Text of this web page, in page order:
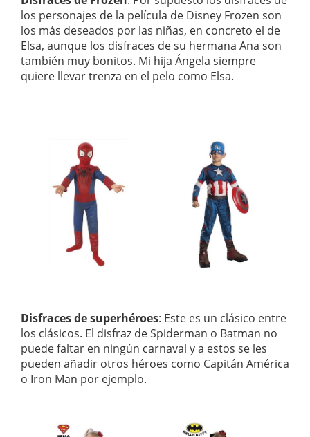
los personajes de la película de Disney Frozen son
los más deseados por las niñas, en concreto el de
Elsa, aunque los disfraces de su hermana Ana son
también muy bonitos. Mi hija Ángela siempre
quiere llevar trenza en el pelo como Elsa.
Disfraces de superhéroes: Este es un clásico entre
los clásicos. El disfraz de Spiderman o Batman no
puede faltar en ningún carnaval y a estos se les
pueden añadir otros héroes como Capitán América
o Iron Man por ejemplo.